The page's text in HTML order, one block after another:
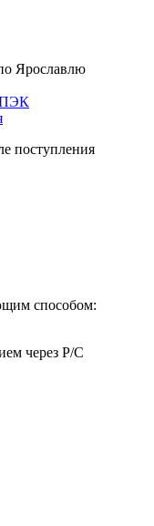
Ярославлю
поступления
способом:
через Р/С